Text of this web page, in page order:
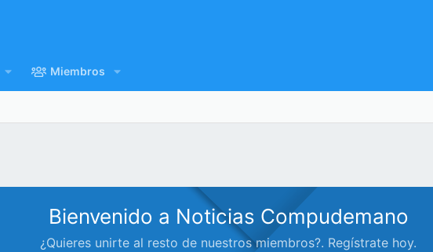
Miembros
Bienvenido a Noticias Compudemano
¿Quieres unirte al resto de nuestros miembros?. Regístrate hoy.